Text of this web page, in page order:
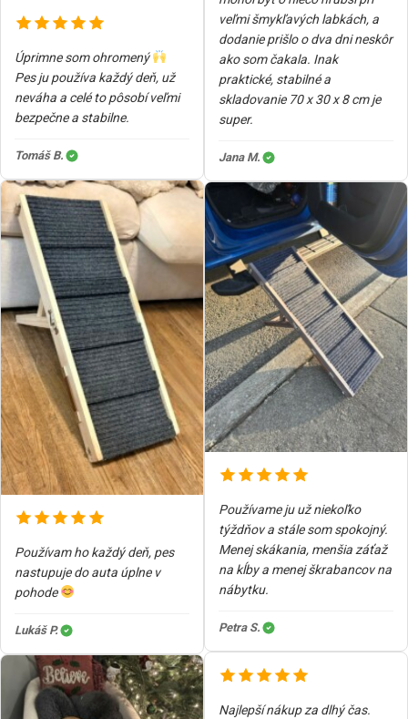
Úprimne som ohromený
Pes ju používa každý deň, už
neváha a celé to pôsobí veľmi
bezpečne a stabilne.
Tomáš B.
Používam ho každý deň, pes
nastupuje do auta úplne v
pohode
Lukáš P.
veľmi šmykľavých labkách, a
dodanie prišlo o dva dni neskôr
ako som čakala. Inak
praktické, stabilné a
skladovanie 70 x 30 x 8 cm je
super.
Jana M.
Používame ju už niekoľko
týždňov a stále som spokojný.
Menej skákania, menšia záťaž
na kĺby a menej škrabancov na
nábytku.
Petra S.
Najlepší nákup za dlhý čas.